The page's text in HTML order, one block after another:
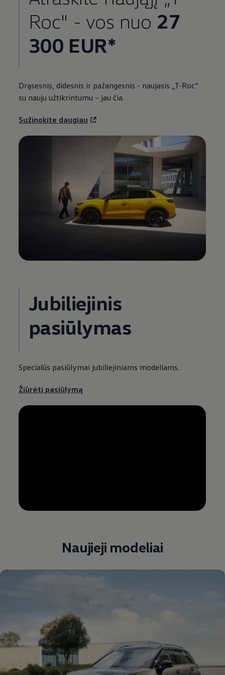
Roc" - vos nuo 27
300 EUR*
Drąsesnis, didesnis ir pažangesnis - naujasis „T-Roc“
su nauju užtikrintumu – jau čia.
Sužinokite daugiau
Jubiliejinis
pasiūlymas
Specialūs pasiūlymai jubiliejiniams modeliams.
Žiūrėti pasiūlymą
Remaining time, --:--
Naujieji modeliai